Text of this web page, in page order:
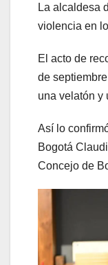
La alcaldesa
violencia en
El acto de
de
una velatón y
Así lo
Bogotá
Concejo de